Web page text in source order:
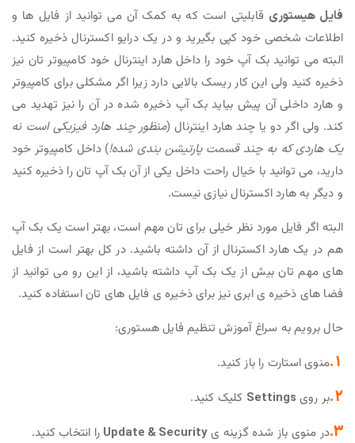
فایل هیستوری قابلیتی است که به کمک آن می توانید از فایل ها و
اطلاعات شخصی خود کپی بگیرید و در یک درایو اکسترنال ذخیره کنید.
البته می توانید بک آپ خود را داخل هارد اینترنال خود کامپیوتر تان نیز
ذخیره کنید ولی این کار ریسک بالایی دارد زیرا اگر مشکلی برای کامپیوتر
و هارد داخلی آن پیش بیاید بک آپ ذخیره شده در آن را نیز تهدید می
کند. ولی اگر دو یا چند هارد اینترنال (منظور چند هارد فیزیکی است نه
یک هاردی که به چند قسمت پارتیشن بندی شده!) داخل کامپیوتر خود
دارید، می توانید با خیال راحت داخل یکی از آن بک آپ تان را ذخیره کنید
و دیگر به هارد اکسترنال نیازی نیست.
البته اگر فایل مورد نظر خیلی برای تان مهم است، بهتر است یک بک آپ
هم در یک هارد اکسترنال از آن داشته باشید. در کل بهتر است از فایل
های مهم تان بیش از یک بک آپ داشته باشید، از این رو می توانید از
فضا های ذخیره ی ابری نیز برای ذخیره ی فایل های تان استفاده کنید.
حال برویم به سراغ آموزش تنظیم فایل هستوری:
1. منوی استارت را باز کنید.
2. بر روی Settings کلیک کنید.
3. در منوی باز شده گزینه یUpdate & Security را انتخاب کنید.